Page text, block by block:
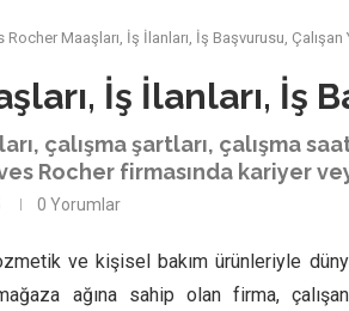
Rocher Maaşları, İş İlanları, İş Başvurusu, Çalışan
İş İlanları, İş
çalışma şartları, çalışma
Rocher firmasında
0 Yorumlar
ve kişisel bakım ürünleriyle
ağına sahip olan firma,